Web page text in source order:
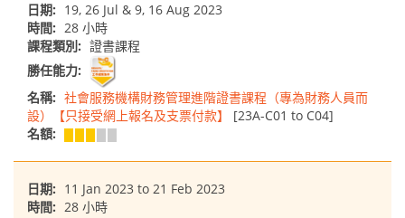
日期: 19, 26 Jul & 9, 16 Aug 2023
時間: 28 小時
課程類別: 證書課程
勝任能力:
名稱: 社會服務機構財務管理進階證書課程（專為財務人員而
設）【只接受網上報名及支票付款】
[23A-C01 to C04]
名額:
日期: 11 Jan 2023 to 21 Feb 2023
時間: 28 小時